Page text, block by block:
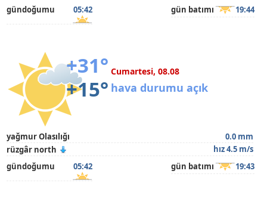
gündoğumu
05:42 gün batımı 19:44
+31°
+15°
Cumartesi, 08.08
hava durumu açık
yağmur Olasılığı
0.0 mm
rüzgâr north
hız 4.5 m/s
gündoğumu
05:42 gün batımı 19:43